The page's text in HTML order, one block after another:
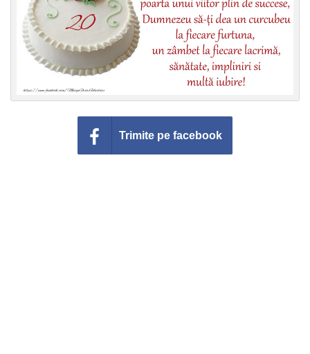
Invitatii personalizate
Conecteaza-te
Trimite pe facebook